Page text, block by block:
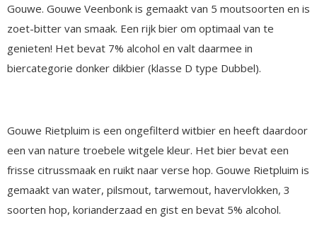
Gouwe. Gouwe Veenbonk is gemaakt van 5 moutsoorten en is
zoet-bitter van smaak. Een rijk bier om optimaal van te
genieten! Het bevat 7% alcohol en valt daarmee in
biercategorie donker dikbier (klasse D type Dubbel).
Gouwe Rietpluim is een ongefilterd witbier en heeft daardoor
een van nature troebele witgele kleur. Het bier bevat een
frisse citrussmaak en ruikt naar verse hop. Gouwe Rietpluim is
gemaakt van water, pilsmout, tarwemout, havervlokken, 3
soorten hop, korianderzaad en gist en bevat 5% alcohol.